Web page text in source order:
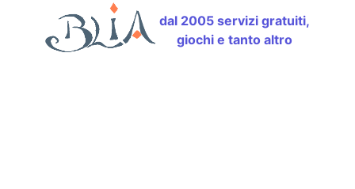
dal 2005 servizi gratuiti,
giochi e tanto altro